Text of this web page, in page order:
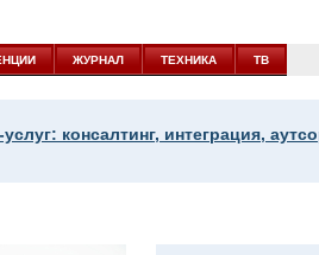
новых
ЖУРНАЛ ТЕХНИКА ТВ
консалтинг, интеграция,